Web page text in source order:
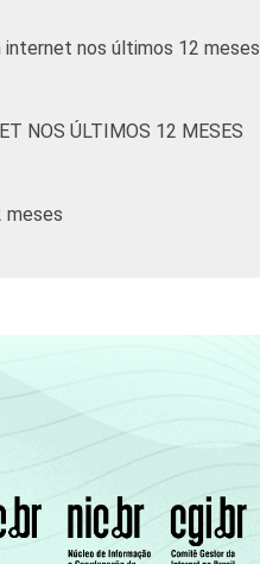
nos últimos 12 meses
NOS ÚLTIMOS 12 MESES
meses